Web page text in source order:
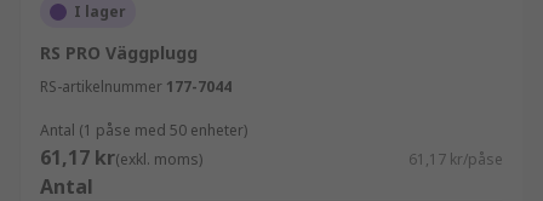
I lager
RS PRO Väggplugg
RS-artikelnummer 177-7044
Antal (1 påse med 50 enheter)
61,17 kr(exkl. moms) 61,17 kr/påse
Antal